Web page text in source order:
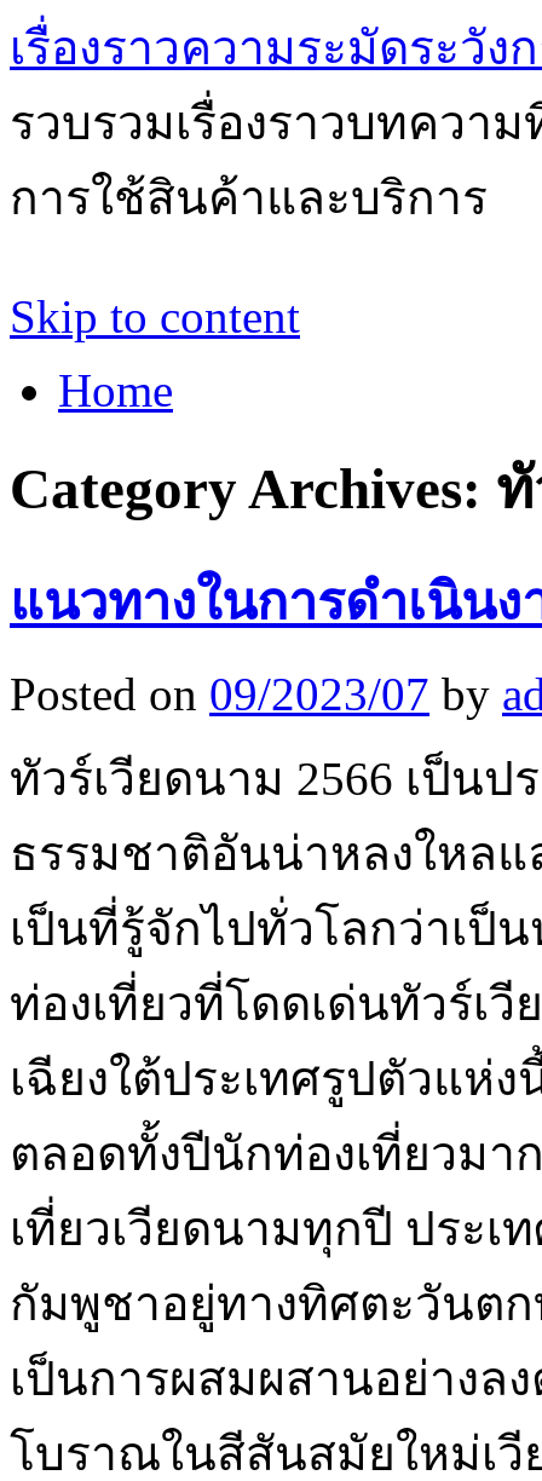
เรื่องราวความระมัดระวัง
รวบรวมเรื่องราวบทควา
การใช้สินค้าและบริการ
Skip to content
Home
Category Archives:
แนวทางในการดำเนิน
Posted on 09/2023/07 by
ทัวร์เวียดนาม 2566 เป็น
ธรรมชาติอันน่าหลงใหลแ
เป็นที่รู้จักไปทั่วโลกว่าเป็
ท่องเที่ยวที่โดดเด่นทัวร์เ
เฉียงใต้ประเทศรูปตัวแห่
ตลอดทั้งปีนักท่องเที่ยวมา
เที่ยวเวียดนามทุกปี ประ
กัมพูชาอยู่ทางทิศตะวันตก
เป็นการผสมผสานอย่างล
โบราณในสีสันสมัยใหม่เ